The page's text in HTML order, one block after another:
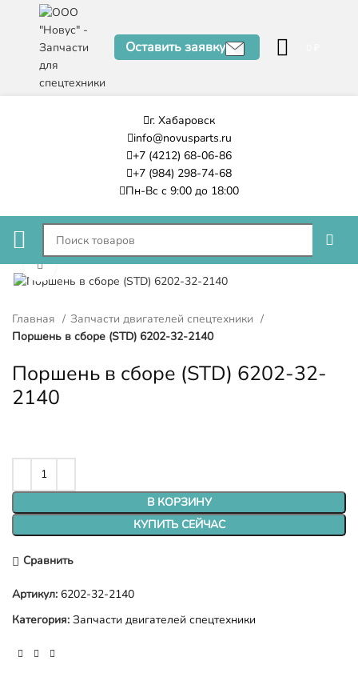
Оставить заявку
г. Хабаровск
info@novusparts.ru
+7 (4212) 68-06-86
+7 (984) 298-74-68
Пн-Вс с 9:00 до 18:00
Нажмите, чтобы увеличить
Главная
Запчасти двигателей спецтехники
Поршень в сборе (STD) 6202-32-2140
Поршень в сборе (STD) 6202-32-
2140
В КОРЗИНУ
КУПИТЬ СЕЙЧАС
Сравнить
Артикул: 6202-32-2140
Категория: Запчасти двигателей спецтехники